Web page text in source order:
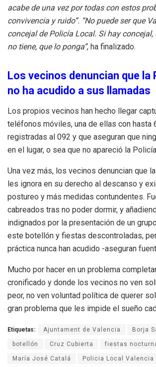
acabe de una vez por todas con estos
convivencia y ruido”. “No puede ser que
concejal de Policía Local. Si hay concejal,
no tiene, que lo ponga”, ha finalizado.
Los vecinos denuncian que la
no ha acudido a sus llamadas
Los propios vecinos han hecho llegar
teléfonos móviles, una de ellas con hasta
registradas al 092 y que aseguran que
en el lugar, o sea que no apareció la
Una vez más, los vecinos denuncian que
les ignora en su derecho al descanso y
postureo y más medidas contundentes.
cabreados tras no poder dormir, y
indignados por la presentación de un
este botellón y fiestas descontroladas,
práctica nunca han acudido -aseguran
Mucho por hacer en un problema
cronificado y donde los vecinos no ven
peor, no ven voluntad política de querer
gran problema que les impide el sueño
Etiquetas: Ajuntament de Valencia Borja
botellón Cruz Cubierta fiestas
María José Catalá Policia Local Valencia